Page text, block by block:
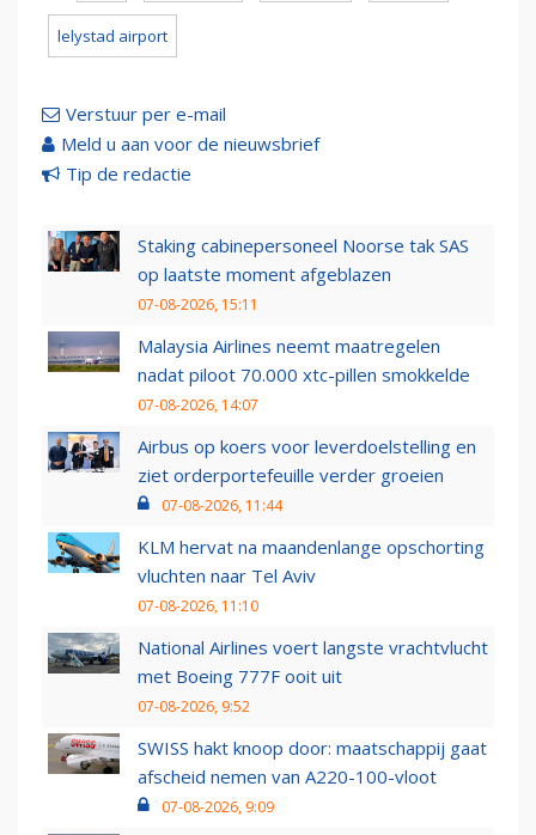
lelystad airport
Verstuur per e-mail
Meld u aan voor de nieuwsbrief
Tip de redactie
Staking cabinepersoneel Noorse tak SAS
op laatste moment afgeblazen
07-08-2026, 15:11
Malaysia Airlines neemt maatregelen
nadat piloot 70.000 xtc-pillen smokkelde
07-08-2026, 14:07
Airbus op koers voor leverdoelstelling en
ziet orderportefeuille verder groeien
07-08-2026, 11:44
KLM hervat na maandenlange opschorting
vluchten naar Tel Aviv
07-08-2026, 11:10
National Airlines voert langste vrachtvlucht
met Boeing 777F ooit uit
07-08-2026, 9:52
SWISS hakt knoop door: maatschappij gaat
afscheid nemen van A220-100-vloot
07-08-2026, 9:09